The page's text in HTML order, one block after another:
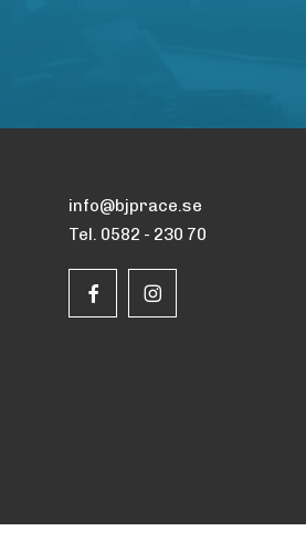
info@bjprace.se
Tel. 0582 - 230 70